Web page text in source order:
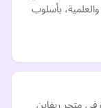
والعلمية، بأسلوب
متجر ريفاين